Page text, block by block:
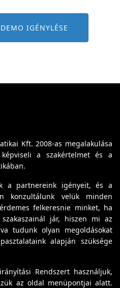
IGÉNYLÉSE
Kft. 2008-as megalakulása
a szakértelmet és a
a partnereink igényeit, és a
konzultálunk velük minden
felkeresnie minket, ha
jár, hiszen mi az
tudunk olyan megoldásokat
alapján szüksége
Rendszert használjuk,
az oldal menüpontjai alatt.